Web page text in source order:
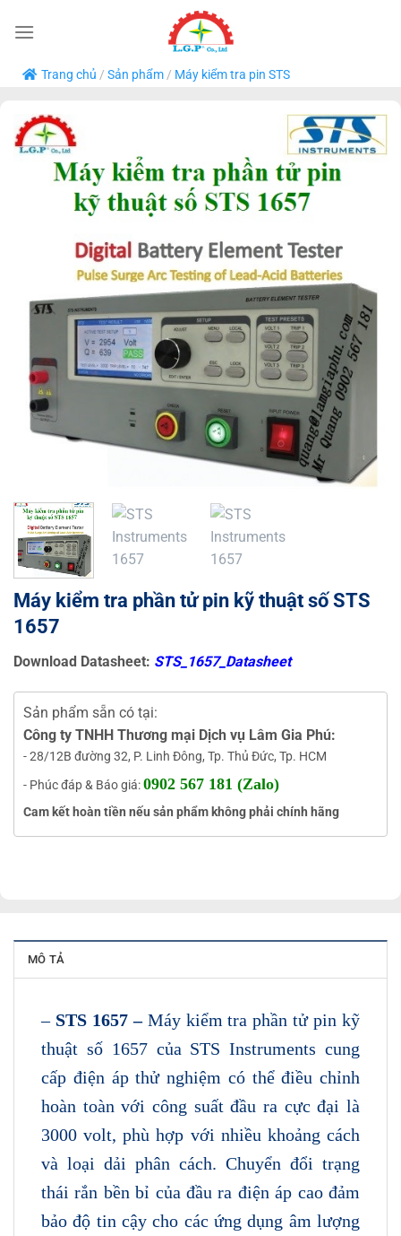
qua
dung
Trang chủ / Sản phẩm/ Máy kiểm tra pin STS
Máy kiểm tra phần tử pin kỹ thuật số STS
1657
Download Datasheet: STS_1657_Datasheet
Sản phẩm sẵn có tại:
Công ty TNHH Thương mại Dịch vụ Lâm Gia Phú:
- 28/12B đường 32, P. Linh Đông, Tp. Thủ Đức, Tp. HCM
- Phúc đáp & Báo giá:0902 567 181 (Zalo)
Cam kết hoàn tiền nếu sản phẩm không phải chính hãng
MÔ TẢ
– STS 1657 – Máy kiểm tra phần tử pin kỹ
thuật số 1657 của STS Instruments cung
cấp điện áp thử nghiệm có thể điều chỉnh
hoàn toàn với công suất đầu ra cực đại là
3000 volt, phù hợp với nhiều khoảng cách
và loại dải phân cách. Chuyển đổi trạng
thái rắn bền bỉ của đầu ra điện áp cao đảm
bảo độ tin cậy cho các ứng dụng âm lượng